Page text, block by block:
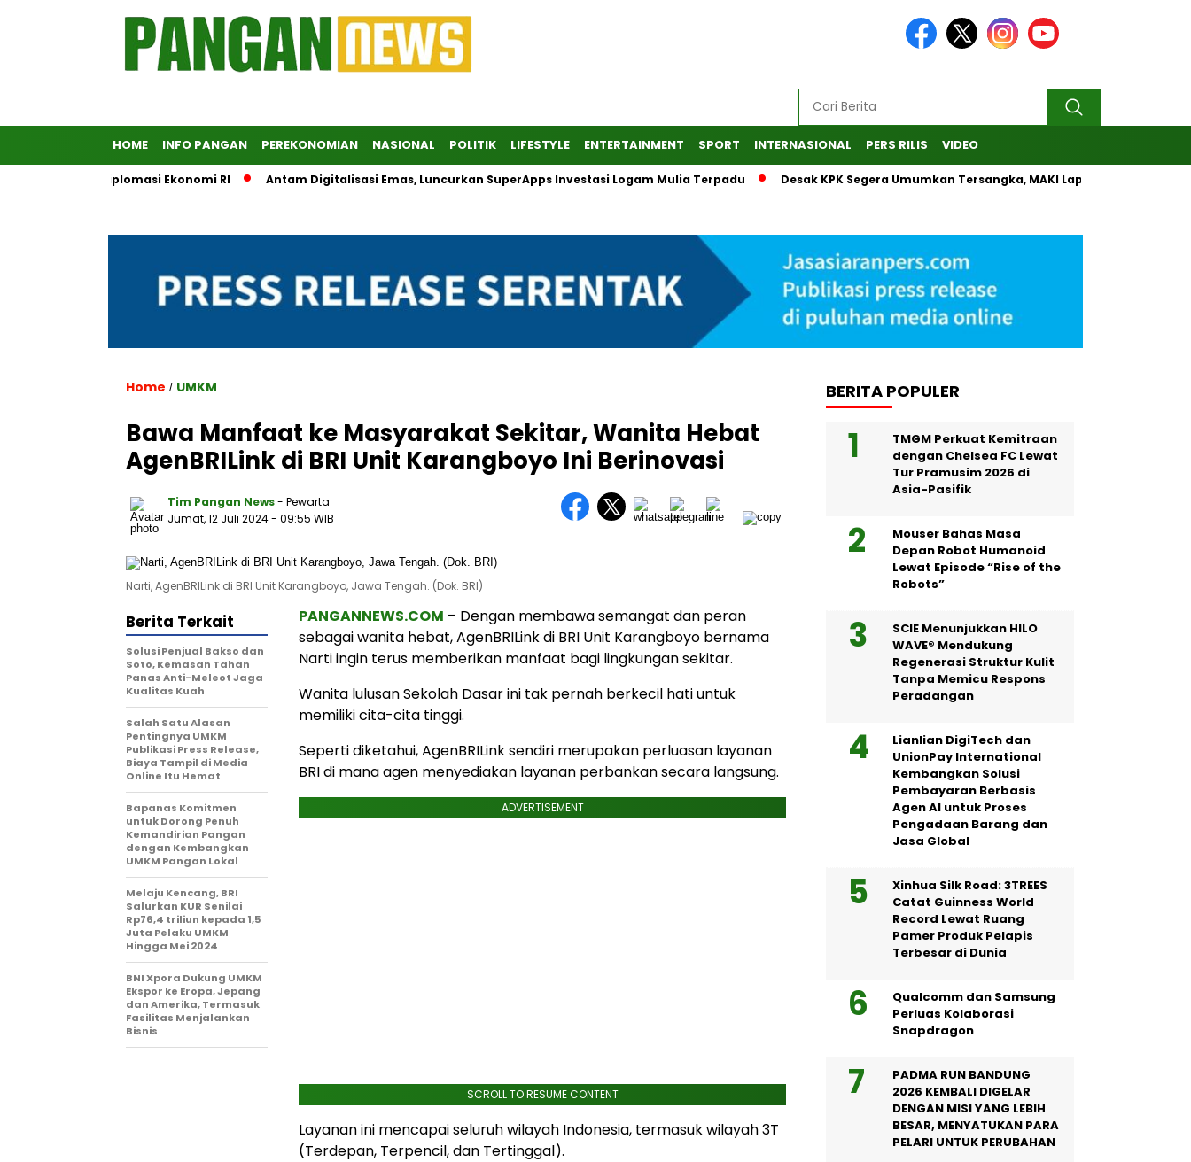
HOME INFO PANGAN PEREKONOMIAN NASIONAL POLITIK LIFESTYLE ENTERTAINMENT SPORT INTERNASIONAL PERS RILIS VIDEO
Diplomasi Ekonomi RI Antam Digitalisasi Emas, Luncurkan SuperApps Investasi Logam Mulia Terpadu Desak KPK Segera Umumkan Tersangka, MAKI Laporkan Penanganan
Home / UMKM
Bawa Manfaat ke Masyarakat Sekitar, Wanita Hebat
AgenBRILink di BRI Unit Karangboyo Ini Berinovasi
Tim Pangan News- Pewarta
Jumat, 12 Juli 2024- 09:55 WIB
Narti, AgenBRILink di BRI Unit Karangboyo, Jawa Tengah. (Dok. BRI)
PANGANNEWS.COM – Dengan membawa semangat dan peran
sebagai wanita hebat, AgenBRILink di BRI Unit Karangboyo bernama
Narti ingin terus memberikan manfaat bagi lingkungan sekitar.
Wanita lulusan Sekolah Dasar ini tak pernah berkecil hati untuk
memiliki cita-cita tinggi.
Seperti diketahui, AgenBRILink sendiri merupakan perluasan layanan
BRI di mana agen menyediakan layanan perbankan secara langsung.
ADVERTISEMENT
SCROLL TO RESUME CONTENT
Layanan ini mencapai seluruh wilayah Indonesia, termasuk wilayah 3T
(Terdepan, Terpencil, dan Tertinggal).
Berita Terkait
Solusi Penjual Bakso dan
Soto, Kemasan Tahan
Panas Anti-Meleot Jaga
Kualitas Kuah
Salah Satu Alasan
Pentingnya UMKM
Publikasi Press Release,
Biaya Tampil di Media
Online Itu Hemat
Bapanas Komitmen
untuk Dorong Penuh
Kemandirian Pangan
dengan Kembangkan
UMKM Pangan Lokal
Melaju Kencang, BRI
Salurkan KUR Senilai
Rp76,4 triliun kepada 1,5
Juta Pelaku UMKM
Hingga Mei 2024
BNI Xpora Dukung UMKM
Ekspor ke Eropa, Jepang
dan Amerika, Termasuk
Fasilitas Menjalankan
Bisnis
BERITA POPULER
TMGM Perkuat Kemitraan
dengan Chelsea FC Lewat
Tur Pramusim 2026 di
Asia-Pasifik
Mouser Bahas Masa
Depan Robot Humanoid
Lewat Episode “Rise of the
Robots”
SCIE Menunjukkan HILO
WAVE® Mendukung
Regenerasi Struktur Kulit
Tanpa Memicu Respons
Peradangan
Lianlian DigiTech dan
UnionPay International
Kembangkan Solusi
Pembayaran Berbasis
Agen AI untuk Proses
Pengadaan Barang dan
Jasa Global
Xinhua Silk Road: 3TREES
Catat Guinness World
Record Lewat Ruang
Pamer Produk Pelapis
Terbesar di Dunia
Qualcomm dan Samsung
Perluas Kolaborasi
Snapdragon
PADMA RUN BANDUNG
2026 KEMBALI DIGELAR
DENGAN MISI YANG LEBIH
BESAR, MENYATUKAN PARA
PELARI UNTUK PERUBAHAN